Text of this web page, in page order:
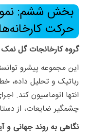
بخش ششم:
حرکت
گروه کارخانجات گل نمک
این مجموعه پیشرو
رباتیک و تحلیل داده،
انتها اتوماسیون کند.
چشمگیر ضایعات، از
نگاهی به روند جهانی و